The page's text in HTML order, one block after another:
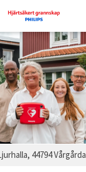
44794 Vårgårda